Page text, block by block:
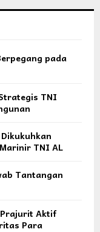
pada
TNI
TNI AL
Tantangan
Prajurit Aktif
Para